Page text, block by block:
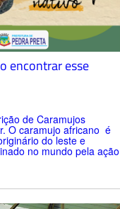
encontrar esse
de Caramujos
O caramujo africano é
do leste e
no mundo pela ação